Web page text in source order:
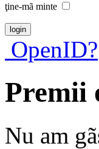
ţine-mã minte
OpenID?
Premii
Nu am